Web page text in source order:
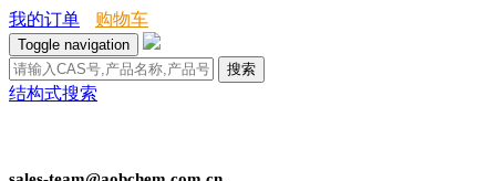
我的订单 购物车
Toggle navigation
搜索
结构式搜索